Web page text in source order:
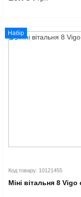
Набір
Код товару: 10121455
Міні вітальня 8